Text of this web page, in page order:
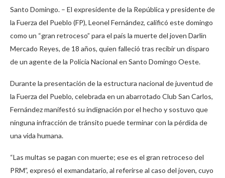
Santo Domingo. – El expresidente de la República y presidente de
la Fuerza del Pueblo (FP), Leonel Fernández, calificó este domingo
como un “gran retroceso” para el país la muerte del joven Darlin
Mercado Reyes, de 18 años, quien falleció tras recibir un disparo
de un agente de la Policía Nacional en Santo Domingo Oeste.
Durante la presentación de la estructura nacional de juventud de
la Fuerza del Pueblo, celebrada en un abarrotado Club San Carlos,
Fernández manifestó su indignación por el hecho y sostuvo que
ninguna infracción de tránsito puede terminar con la pérdida de
una vida humana.
“Las multas se pagan con muerte; ese es el gran retroceso del
PRM”, expresó el exmandatario, al referirse al caso del joven, cuyo